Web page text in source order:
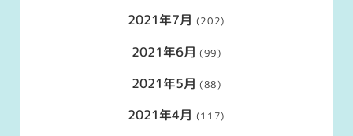
2021年7月 (202)
2021年6月 (99)
2021年5月 (88)
2021年4月 (117)